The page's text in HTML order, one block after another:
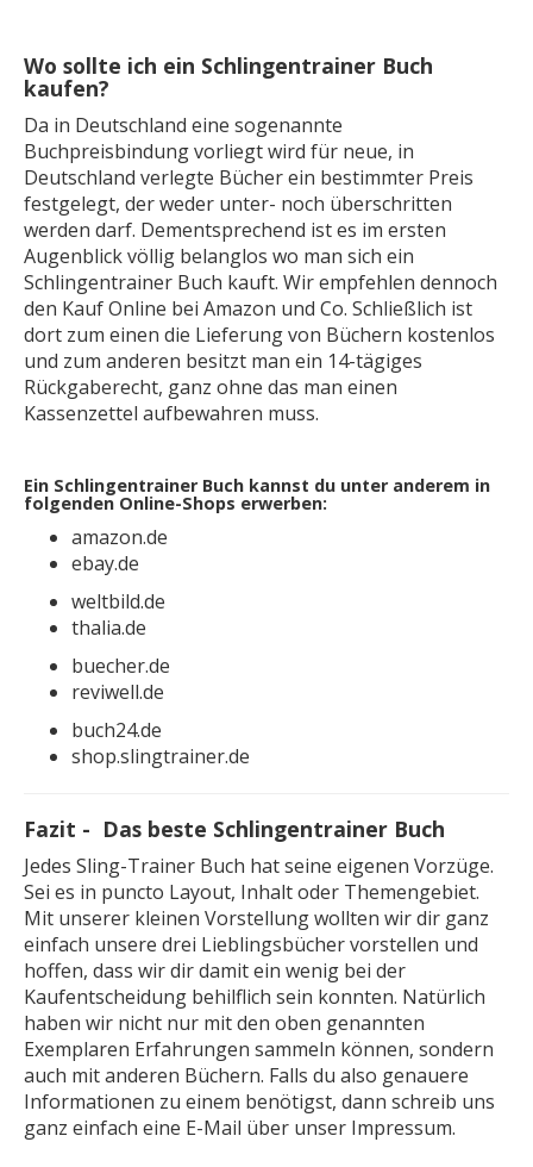
Wo sollte ich ein Schlingentrainer Buch
kaufen?
Da in Deutschland eine sogenannte
Buchpreisbindung vorliegt wird für neue, in
Deutschland verlegte Bücher ein bestimmter Preis
festgelegt, der weder unter- noch überschritten
werden darf. Dementsprechend ist es im ersten
Augenblick völlig belanglos wo man sich ein
Schlingentrainer Buch kauft. Wir empfehlen dennoch
den Kauf Online bei Amazon und Co. Schließlich ist
dort zum einen die Lieferung von Büchern kostenlos
und zum anderen besitzt man ein 14-tägiges
Rückgaberecht, ganz ohne das man einen
Kassenzettel aufbewahren muss.
Ein Schlingentrainer Buch kannst du unter anderem in
folgenden Online-Shops erwerben:
amazon.de
ebay.de
weltbild.de
thalia.de
buecher.de
reviwell.de
buch24.de
shop.slingtrainer.de
Fazit - Das beste Schlingentrainer Buch
Jedes Sling-Trainer Buch hat seine eigenen Vorzüge.
Sei es in puncto Layout, Inhalt oder Themengebiet.
Mit unserer kleinen Vorstellung wollten wir dir ganz
einfach unsere drei Lieblingsbücher vorstellen und
hoffen, dass wir dir damit ein wenig bei der
Kaufentscheidung behilflich sein konnten. Natürlich
haben wir nicht nur mit den oben genannten
Exemplaren Erfahrungen sammeln können, sondern
auch mit anderen Büchern. Falls du also genauere
Informationen zu einem benötigst, dann schreib uns
ganz einfach eine E-Mail über unser Impressum.